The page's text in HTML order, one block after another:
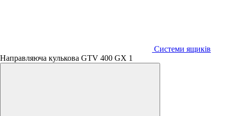
Системи ящиків
Направляюча кулькова GTV 400 GX 1